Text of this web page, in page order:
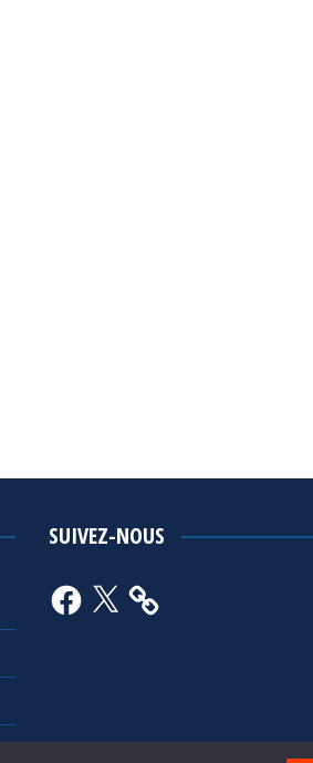
SUIVEZ-NOUS
Facebook
X